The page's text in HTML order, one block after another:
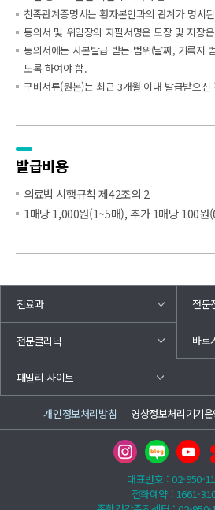
친족관계증명서는 환자본인과의 관계가 명시
동의서 및 위임장의 자필서명은 도장 및 지장
동의서에는 사본발급 받는 범위(날짜, 기록지
도록 하여야 함.
구비서류(원본)는 최근 3개월 이내 발급받으신
발급비용
의료법 시행규칙 제42조의 2
1매당 1,000원(1~5매), 추가 1매당 100원
진료과 전문
전문클리닉 바로
패밀리 사이트
개인정보처리방침 영상정보처리기기
대표번호 : 02-950-
전화예약 : 1661-